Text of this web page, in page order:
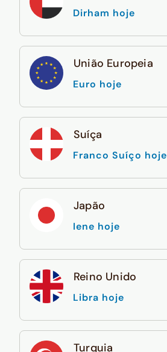
Dirham hoje
União Europeia
Euro hoje
Suíça
Franco Suíço hoje
Japão
Iene hoje
Reino Unido
Libra hoje
Turquia